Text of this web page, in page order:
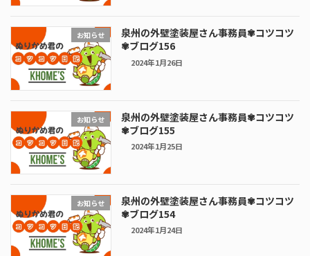
お知らせ
泉州の外壁塗装屋さん事務員✾コツコツ
✾ブログ156
2024年1月26日
お知らせ
泉州の外壁塗装屋さん事務員✾コツコツ
✾ブログ155
2024年1月25日
お知らせ
泉州の外壁塗装屋さん事務員✾コツコツ
✾ブログ154
2024年1月24日